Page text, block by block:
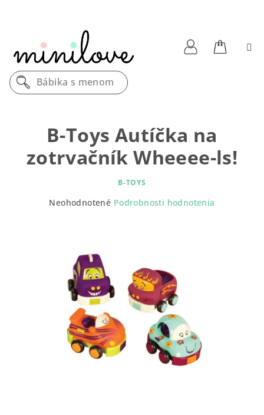
Bábika s menom
B-Toys Autíčka na
zotrvačník Wheeee-ls!
B-TOYS
Neohodnotené Podrobnosti hodnotenia